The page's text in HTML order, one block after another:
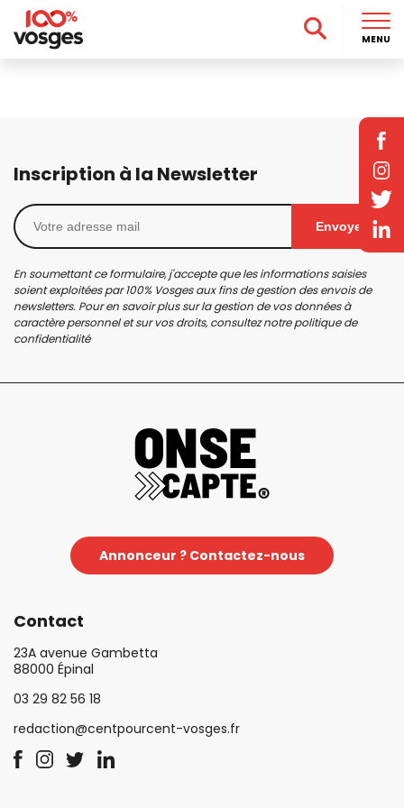
Inscription à la Newsletter
Envoyer
En soumettant ce formulaire, j'accepte que les informations saisies
soient exploitées par 100% Vosges aux fins de gestion des envois de
newsletters. Pour en savoir plus sur la gestion de vos données à
caractère personnel et sur vos droits, consultez notrepolitique de
confidentialité
Annonceur ? Contactez-nous
Contact
23A avenue Gambetta
88000 Épinal
03 29 82 56 18
redaction@centpourcent-vosges.fr
MENU